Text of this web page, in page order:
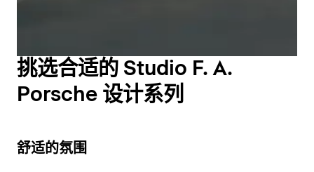
显示镜子
石材中嵌入的柔和弧形隔层不仅为刷子或皂液器等配件提
供了实用的储物空间，其特殊的加工工艺更彰显了卓越的
的支架采用优雅的哑光黑色，可作为毛巾架使用。或者将
挑选合适的 Studio F. A.
Porsche 设计系列
5
舒适的氛围